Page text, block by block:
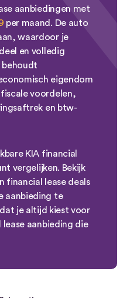
aanbiedingen met
per maand. De auto
waardoor je
en volledig
behoudt
eigendom
voordelen,
en btw-
KIA financial
vergelijken. Bekijk
financial lease deals
aanbieding te
je altijd kiest voor
aanbieding die